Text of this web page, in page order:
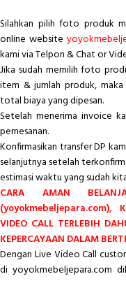
Silahkan pilih foto produk
online website
kami via Telpon & Chat or
Jika sudah memilih foto
item & jumlah produk,
total biaya yang dipesan.
Setelah menerima invoice
pemesanan.
Konfirmasikan transfer DP
selanjutnya setelah
estimasi waktu yang sudah
CARA AMAN
(yoyokmebeljepara.com),
VIDEO CALL TERLEBIH
KEPERCAYAAN DALAM
Dengan Live Video Call
di yoyokmebeljepara.com